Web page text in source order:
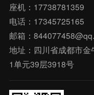
座机：17738781359
电话：17345725165
邮箱：
地址：四川省成都市
1单元39层3918号